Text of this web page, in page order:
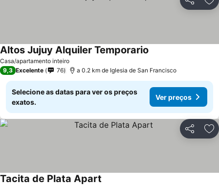
Partilhar
Casa/apartamento inteiro
Altos Jujuy Alquiler Temporario
9,3 Excelente 76 a 0.2 km de Iglesia de San Francisco
Selecione as datas para ver os preços
exatos.
Ver preços
Partilhar
Tacita de Plata Apart